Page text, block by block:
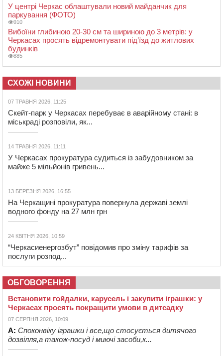
У центрі Черкас облаштували новий майданчик для
паркування (ФОТО)
910
Вибоїни глибиною 20-30 см та шириною до 3 метрів: у
Черкасах просять відремонтувати під’їзд до житлових
будинків
885
СХОЖІ НОВИНИ
07 ТРАВНЯ 2026, 11:25
Скейт-парк у Черкасах перебуває в аварійному стані: в
міськраді розповіли, як...
14 ТРАВНЯ 2026, 11:11
У Черкасах прокуратура судиться із забудовником за
майже 5 мільйонів гривень...
13 БЕРЕЗНЯ 2026, 16:55
На Черкащині прокуратура повернула державі землі
водного фонду на 27 млн грн
24 КВІТНЯ 2026, 10:59
“Черкасиенергозбут” повідомив про зміну тарифів за
послуги розпод...
ОБГОВОРЕННЯ
Встановити гойдалки, карусель і закупити іграшки: у
Черкасах просять покращити умови в дитсадку
07 СЕРПНЯ 2026, 10:09
А: Споконвіку іграшки і все,що стосується дитячого
дозвілля,а також-посуд і миючі засоби,к...